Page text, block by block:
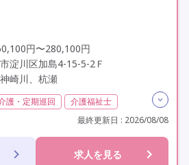
円〜280,100円
淀川区加島4-15-5-2Ｆ
崎川、杭瀬
護・定期巡回
介護福祉士
夜勤なし
交通費支給
学歴不問 定年なし
駅近
最終更新日 : 2026/08/08
求人を見る